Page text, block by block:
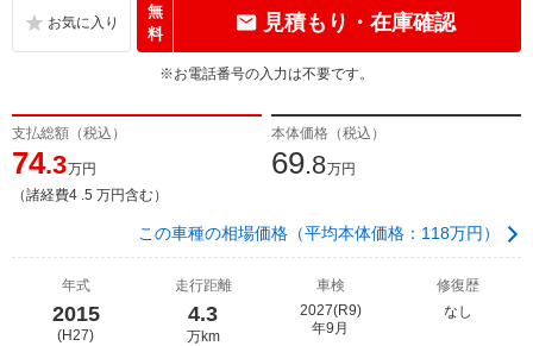
無
料
見積もり・在庫確認
※お電話番号の入力は不要です。
支払総額（税込）
74.3万円
（諸経費4 .5 万円含む）
本体価格（税込）
69.8万円
この車種の相場価格（平均本体価格：118万円）
年式
2015
(H27)
走行距離
4.3
万km
車検
2027(R9)
年9月
修復歴
なし